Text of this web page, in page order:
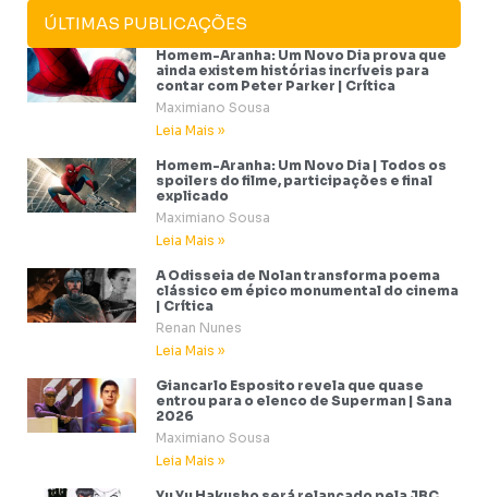
ÚLTIMAS PUBLICAÇÕES
Homem-Aranha: Um Novo Dia prova que
ainda existem histórias incríveis para
contar com Peter Parker | Crítica
Maximiano Sousa
Leia Mais »
Homem-Aranha: Um Novo Dia | Todos os
spoilers do filme, participações e final
explicado
Maximiano Sousa
Leia Mais »
A Odisseia de Nolan transforma poema
clássico em épico monumental do cinema
| Crítica
Renan Nunes
Leia Mais »
Giancarlo Esposito revela que quase
entrou para o elenco de Superman | Sana
2026
Maximiano Sousa
Leia Mais »